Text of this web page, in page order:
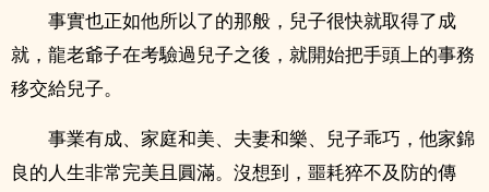
事實也正如他所以了的那般，兒子很快就取得了成
就，龍老爺子在考驗過兒子之後，就開始把手頭上的事務
移交給兒子。
事業有成、家庭和美、夫妻和樂、兒子乖巧，他家錦
良的人生非常完美且圓滿。沒想到，噩耗猝不及防的傳